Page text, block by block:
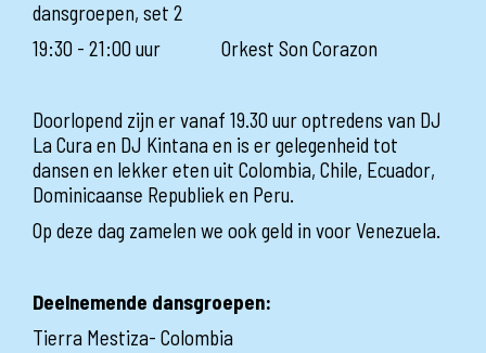
dansgroepen, set 2
19:30 - 21:00 uur Orkest Son Corazon
Doorlopend zijn er vanaf 19.30 uur optredens van DJ
La Cura en DJ Kintana en is er gelegenheid tot
dansen en lekker eten uit Colombia, Chile, Ecuador,
Dominicaanse Republiek en Peru.
Op deze dag zamelen we ook geld in voor Venezuela.
Deelnemende dansgroepen:
Tierra Mestiza- Colombia